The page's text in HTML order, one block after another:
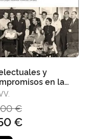
y
en la
€
€